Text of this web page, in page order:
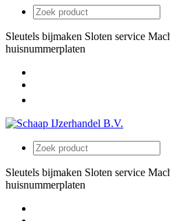
Sleutels bijmaken Sloten service
huisnummerplaten
Sleutels bijmaken Sloten service
huisnummerplaten